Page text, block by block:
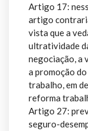
Artigo 17:
artigo
vista que a
ultratividade
negociação, a
a promoção
trabalho, em
reforma
Artigo 27:
seguro-